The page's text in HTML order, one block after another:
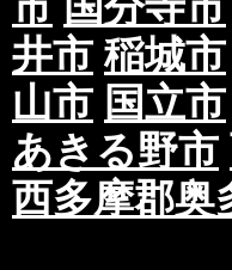
井市 稲城市
山市 国立市
あきる野市
西多摩郡奥